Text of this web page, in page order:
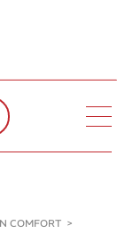
COMFORT